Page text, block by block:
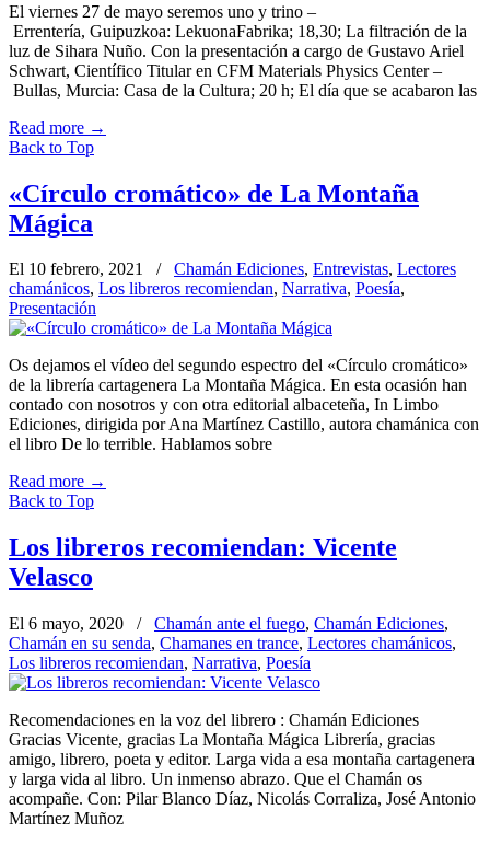
El viernes 27 de mayo seremos uno y trino –
Errentería, Guipuzkoa: LekuonaFabrika; 18,30; La filtración de la
luz de Sihara Nuño. Con la presentación a cargo de Gustavo Ariel
Schwart, Científico Titular en CFM Materials Physics Center –
Bullas, Murcia: Casa de la Cultura; 20 h; El día que se acabaron las
Read more →
Back to Top
«Círculo cromático» de La Montaña
Mágica
El 10 febrero, 2021 / Chamán Ediciones, Entrevistas, Lectores
chamánicos, Los libreros recomiendan, Narrativa, Poesía,
Presentación
Os dejamos el vídeo del segundo espectro del «Círculo cromático»
de la librería cartagenera La Montaña Mágica. En esta ocasión han
contado con nosotros y con otra editorial albaceteña, In Limbo
Ediciones, dirigida por Ana Martínez Castillo, autora chamánica con
el libro De lo terrible. Hablamos sobre
Read more →
Back to Top
Los libreros recomiendan: Vicente
Velasco
El 6 mayo, 2020 / Chamán ante el fuego, Chamán Ediciones,
Chamán en su senda, Chamanes en trance, Lectores chamánicos,
Los libreros recomiendan, Narrativa, Poesía
Recomendaciones en la voz del librero : Chamán Ediciones
Gracias Vicente, gracias La Montaña Mágica Librería, gracias
amigo, librero, poeta y editor. Larga vida a esa montaña cartagenera
y larga vida al libro. Un inmenso abrazo. Que el Chamán os
acompañe. Con: Pilar Blanco Díaz, Nicolás Corraliza, José Antonio
Martínez Muñoz